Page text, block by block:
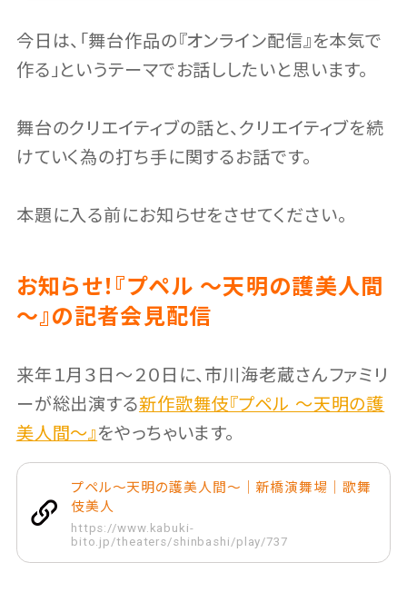
今日は、「舞台作品の『オンライン配信』を本気で
作る」というテーマでお話ししたいと思います。
舞台のクリエイティブの話と、クリエイティブを続
けていく為の打ち手に関するお話です。
本題に入る前にお知らせをさせてください。
お知らせ！『プペル ～天明の護美人間
～』の記者会見配信
来年１月３日〜２０日に、市川海老蔵さんファミリ
ーが総出演する新作歌舞伎『プペル ～天明の護
美人間～』をやっちゃいます。
プペル～天明の護美人間～｜新橋演舞場｜歌舞
伎美人
https://www.kabuki-
bito.jp/theaters/shinbashi/play/737